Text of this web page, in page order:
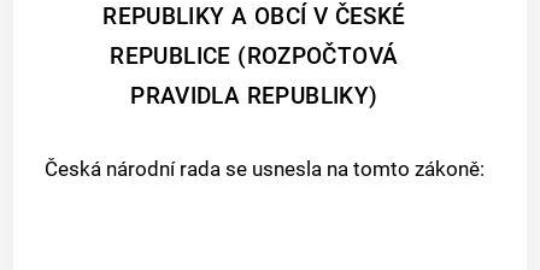
REPUBLIKY A OBCÍ V ČESKÉ
REPUBLICE (ROZPOČTOVÁ
PRAVIDLA REPUBLIKY)
Česká národní rada se usnesla na tomto zákoně: